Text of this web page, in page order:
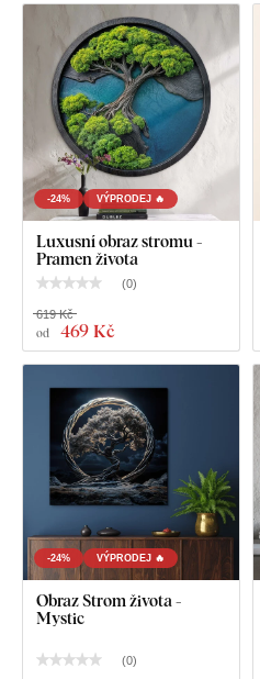
technických parametrech.
U rozměru 22x22 cm,
obraz jeden háček.
U rozměru 66x66 cm a
háčky.
Co najdete v balení?
Zelený mramorový
Předem namontovaný
-24% VÝPRODEJ 🔥
Luxusní obraz stromu -
Pramen života
(0)
od 469 Kč
619 Kč
-24% VÝPRODEJ 🔥
Obraz Strom života -
Mystic
(0)